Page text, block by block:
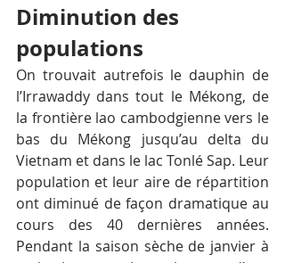
Diminution des
populations
On trouvait autrefois le dauphin de
l’Irrawaddy dans tout le Mékong, de
la frontière lao cambodgienne vers le
bas du Mékong jusqu’au delta du
Vietnam et dans le lac Tonlé Sap. Leur
population et leur aire de répartition
ont diminué de façon dramatique au
cours des 40 dernières années.
Pendant la saison sèche de janvier à